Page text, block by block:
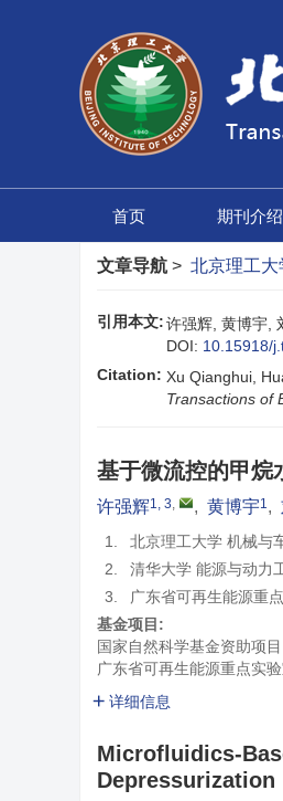
首页 期刊介绍
文章导航 > 北京理工大
引用本文:许强辉, 黄博宇,
DOI: 10.15918/
Citation: Xu Qianghui,
Transactions of
基于微流控的甲烷
许强辉1, 3, , 黄博宇1,
1.
北京理工大学 机械
2.
清华大学 能源与动
3.
广东省可再生能源重
基金项目:
国家自然科学基金资助项目
广东省可再生能源重点实
详细信息
Microfluidics-
Depressurization